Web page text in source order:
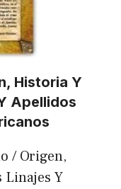
Historia Y
Apellidos
/ Origen,
Linajes Y